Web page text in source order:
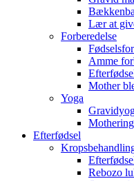
Lær at
Forberedelse
Amme
Mother
Yoga
Efterfødsel
Rebozo